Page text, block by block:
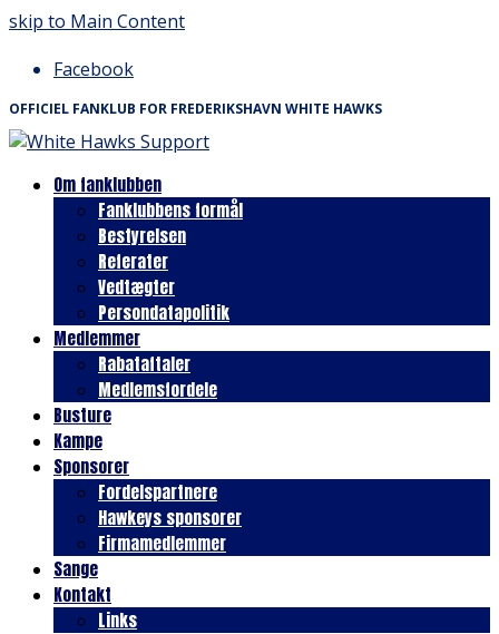
skip to Main Content
Facebook
OFFICIEL FANKLUB FOR FREDERIKSHAVN WHITE HAWKS
Om fanklubben
Fanklubbens formål
Bestyrelsen
Referater
Vedtægter
Persondatapolitik
Medlemmer
Rabataftaler
Medlemsfordele
Busture
Kampe
Sponsorer
Fordelspartnere
Hawkeys sponsorer
Firmamedlemmer
Sange
Kontakt
Links